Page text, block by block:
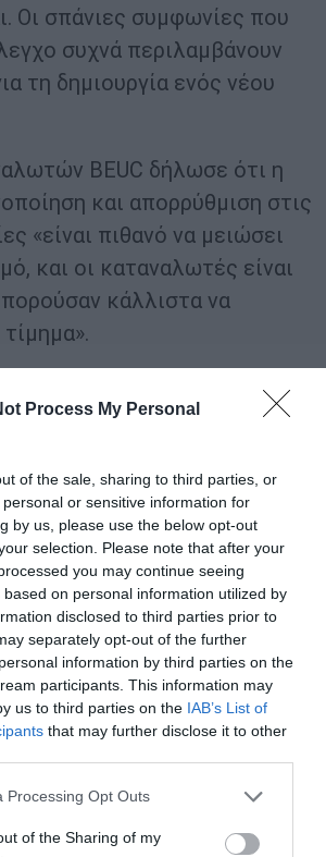
Process My Personal
of the sale, sharing to third parties, or
or sensitive information for
by us, please use the below opt-out
selection. Please note that after your
you may continue seeing
on personal information utilized by
disclosed to third parties prior to
separately opt-out of the further
information by third parties on the
participants. This information may
us to third parties on the IAB’s List of
that may further disclose it to other
website/app uses one or more Google
or usage behaviour. You may click to
Processing Opt Outs
of the Sharing of my
Οι σπάνιες συμφωνίες που
συχνά περιλαμβάνουν
τη δημιουργία ενός νέου
BEUC δήλωσε ότι η
και απορρύθμιση στις
«είναι πιθανό να μειώσει
και οι καταναλωτές είναι
κάλλιστα να
μεταρρύθμιση της πολιτικής
με στόχο την
στην ατζέντα της επόμενης
το Politico.
Ριμπέρα, η οποία θα έχει
ΕΕ για την επιβολή των
έλαβε σαφώς το υπόμνημα.
το μέγεθος για να
στις διεθνείς αγορές, αλλά
επίσης την εσωτερική αγορά
δήλωσε στην El País
της για τον
τομέα ανταγωνισμού.